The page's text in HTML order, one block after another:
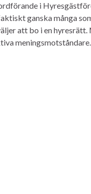
i
ganska många
att bo i en
meningsmotståndare.